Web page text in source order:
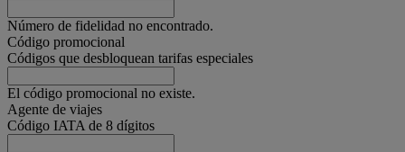
Número de fidelidad no encontrado.
Código promocional
Códigos que desbloquean tarifas especiales
El código promocional no existe.
Agente de viajes
Código IATA de 8 dígitos